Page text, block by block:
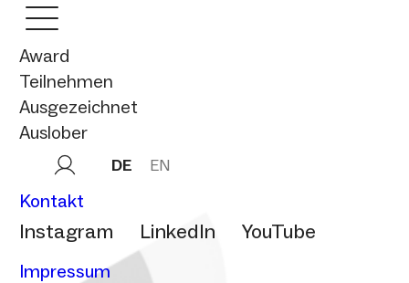
Award
Teilnehmen
Ausgezeichnet
Auslober
DE EN
Kontakt
Instagram LinkedIn YouTube
Impressum